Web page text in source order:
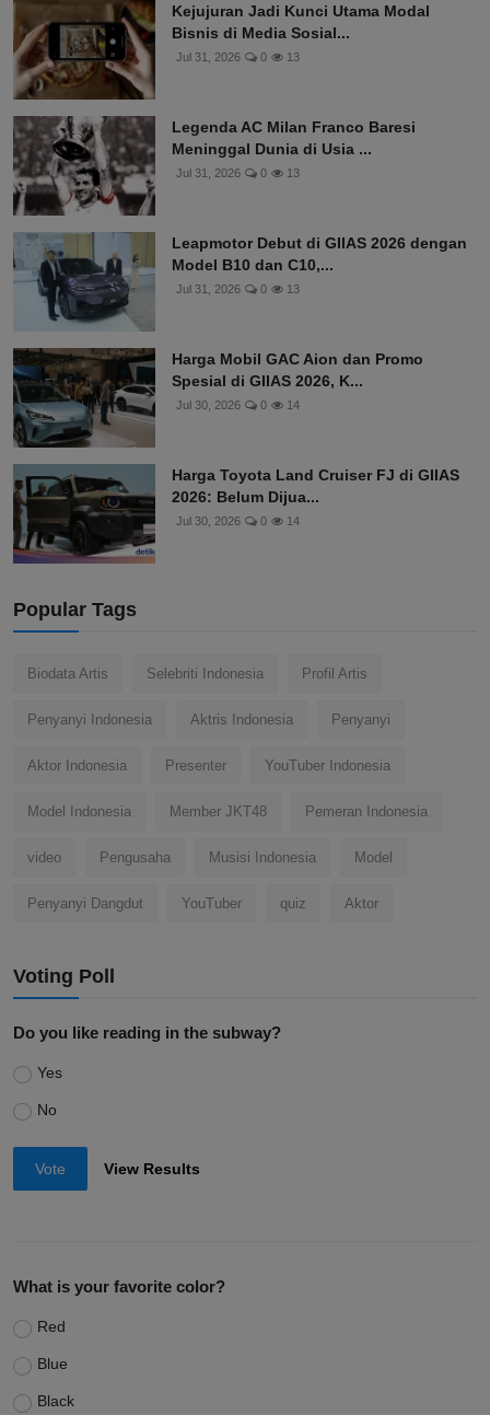
Kejujuran Jadi Kunci Utama Modal
Bisnis di Media Sosial...
Jul 31, 2026 0 13
Legenda AC Milan Franco Baresi
Meninggal Dunia di Usia ...
Jul 31, 2026 0 13
Leapmotor Debut di GIIAS 2026 dengan
Model B10 dan C10,...
Jul 31, 2026 0 13
Harga Mobil GAC Aion dan Promo
Spesial di GIIAS 2026, K...
Jul 30, 2026 0 14
Harga Toyota Land Cruiser FJ di GIIAS
2026: Belum Dijua...
Jul 30, 2026 0 14
Popular Tags
Biodata Artis Selebriti Indonesia Profil Artis
Penyanyi Indonesia Aktris Indonesia Penyanyi
Aktor Indonesia Presenter YouTuber Indonesia
Model Indonesia Member JKT48 Pemeran Indonesia
video Pengusaha Musisi Indonesia Model
Penyanyi Dangdut YouTuber quiz Aktor
Voting Poll
Do you like reading in the subway?
Yes
No
Vote View Results
What is your favorite color?
Red
Blue
Black